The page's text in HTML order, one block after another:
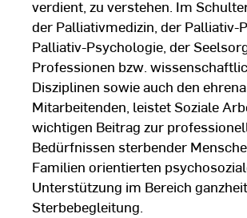
verdient, zu verstehen. Im
der Palliativmedizin, der Palliativ-
Palliativ-Psychologie, der
Professionen bzw.
Disziplinen sowie auch den
Mitarbeitenden, leistet Soziale
wichtigen Beitrag zur
Bedürfnissen sterbender
Familien orientierten
Unterstützung im Bereich
Sterbebegleitung.